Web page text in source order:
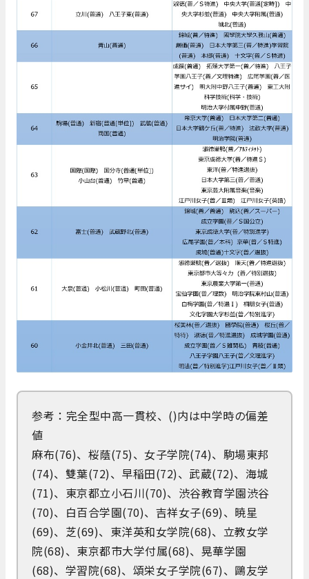
参考：完全型中高一貫校、()内は中学時の偏差
値
麻布(76)、桜蔭(75)、女子学院(74)、駒場東邦
(74)、雙葉(72)、早稲田(72)、武蔵(72)、海城
(71)、東京都立小石川(70)、渋谷教育学園渋谷
(70)、白百合学園(70)、吉祥女子(69)、暁星
(69)、芝(69)、東洋英和女学院(68)、立教女学
院(68)、東京都市大学付属(68)、晃華学園
(68)、学習院(68)、頌栄女子学院(67)、鷗友学